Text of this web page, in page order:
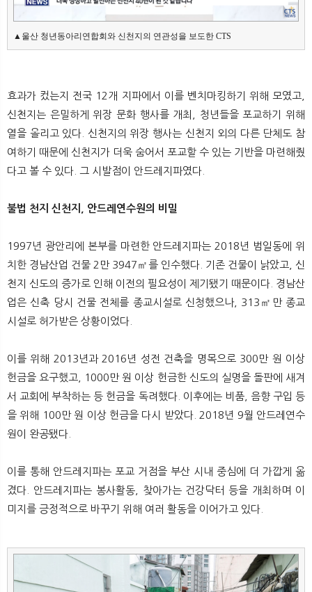
▲울산 청년동아리연합회와 신천지의 연관성을 보도한 CTS
효과가 컸는지 전국 12개 지파에서 이를 벤치마킹하기 위해 모였고,
신천지는 은밀하게 위장 문화 행사를 개최, 청년들을 포교하기 위해
열을 올리고 있다. 신천지의 위장 행사는 신천지 외의 다른 단체도 참
여하기 때문에 신천지가 더욱 숨어서 포교할 수 있는 기반을 마련해줬
다고 볼 수 있다. 그 시발점이 안드레지파였다.
불법 천지 신천지, 안드레연수원의 비밀
1997년 광안리에 본부를 마련한 안드레지파는 2018년 범일동에 위
치한 경남산업 건물 2만 3947㎡를 인수했다. 기존 건물이 낡았고, 신
천지 신도의 증가로 인해 이전의 필요성이 제기됐기 때문이다. 경남산
업은 신축 당시 건물 전체를 종교시설로 신청했으나, 313㎡만 종교
시설로 허가받은 상황이었다.
이를 위해 2013년과 2016년 성전 건축을 명목으로 300만 원 이상
헌금을 요구했고, 1000만 원 이상 헌금한 신도의 실명을 돌판에 새겨
서 교회에 부착하는 등 헌금을 독려했다. 이후에는 비품, 음향 구입 등
을 위해 100만 원 이상 헌금을 다시 받았다. 2018년 9월 안드레연수
원이 완공됐다.
이를 통해 안드레지파는 포교 거점을 부산 시내 중심에 더 가깝게 옮
겼다. 안드레지파는 봉사활동, 찾아가는 건강닥터 등을 개최하며 이
미지를 긍정적으로 바꾸기 위해 여러 활동을 이어가고 있다.